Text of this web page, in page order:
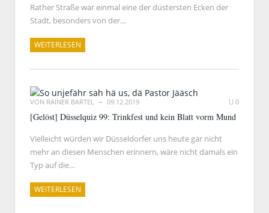
Rather Straße war einmal eine der düstersten Ecken der
Stadt, besonders von der…
WEITERLESEN
VON RAINER BARTEL 09.12.2019 0
[Gelöst] Düsselquiz 99: Trinkfest und kein Blatt vorm Mund
Vielleicht würden wir Düsseldorfer uns heute gar nicht
mehr an diesen Menschen erinnern, wäre nicht damals ein
Typ auf die…
WEITERLESEN